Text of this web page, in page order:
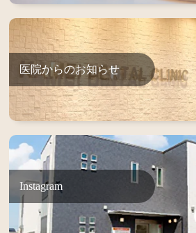
医院からのお知らせ
Instagram